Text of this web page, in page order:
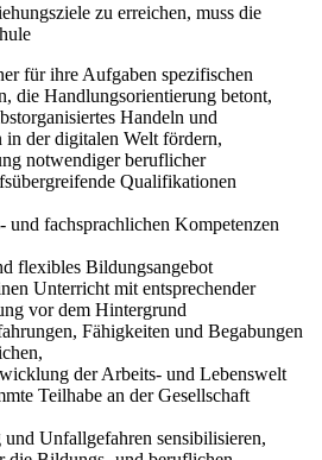
zu erreichen, muss die
für ihre Aufgaben spezifischen
die Handlungsorientierung betont,
Handeln und
in der digitalen Welt fördern,
notwendiger beruflicher
Qualifikationen
und fachsprachlichen Kompetenzen
flexibles Bildungsangebot
Unterricht mit entsprechender
vor dem Hintergrund
Fähigkeiten und Begabungen
der Arbeits- und Lebenswelt
Teilhabe an der Gesellschaft
Unfallgefahren sensibilisieren,